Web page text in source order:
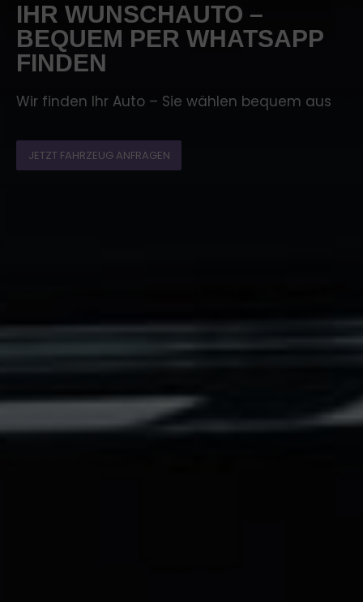
IHR WUNSCHAUTO –
BEQUEM PER WHATSAPP
FINDEN
Wir finden Ihr Auto – Sie wählen bequem aus
JETZT FAHRZEUG ANFRAGEN